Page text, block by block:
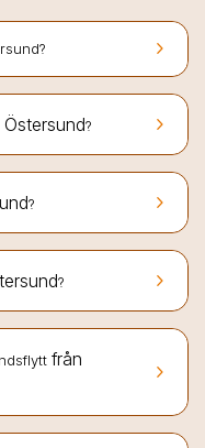
keyboard_arrow_right
keyboard_arrow_right
?
keyboard_arrow_right
?
keyboard_arrow_right
?
keyboard_arrow_right
från